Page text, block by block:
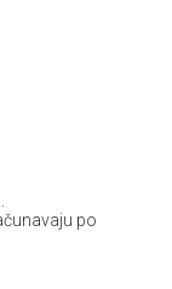
po